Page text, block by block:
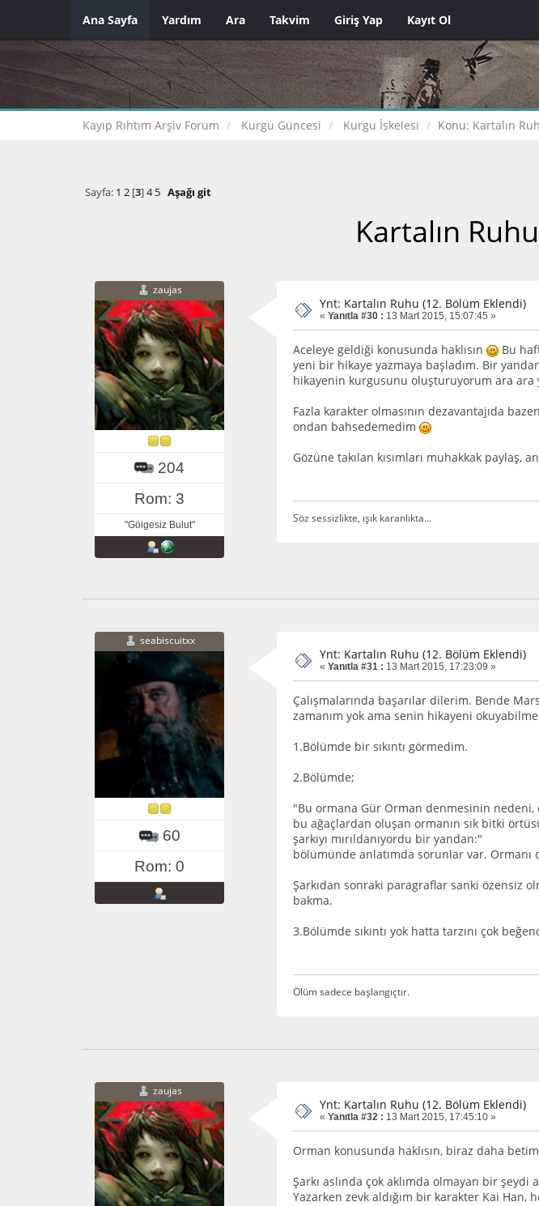
Ana Sayfa Yardım Ara Takvim Giriş Yap Kayıt Ol
Kayıp Rıhtım Arşiv Forum Kurgu Güncesi Kurgu İskelesi Konu: Kartalın
Sayfa: 1 2[3]4 5 Aşağı git
Kartalın
zaujas
204
Rom: 3
"Gölgesiz Bulut"
Ynt: Kartalın Ruhu (12. Bölüm Eklendi)
« Yanıtla #30 : 13 Mart 2015, 15:07:45 »
Aceleye geldiği konusunda haklısın
Bu
yeni bir hikaye yazmaya başladım. Bir
hikayenin kurgusunu oluşturuyorum ara ara
Fazla karakter olmasının dezavantajıda
ondan bahsedemedim
Gözüne takılan kısımları muhakkak paylaş,
Söz sessizlikte, ışık karanlıkta...
seabiscuitxx
60
Rom: 0
Ynt: Kartalın Ruhu (12. Bölüm Eklendi)
« Yanıtla #31 : 13 Mart 2015, 17:23:09 »
Çalışmalarında başarılar dilerim. Bende
zamanım yok ama senin hikayeni
1.Bölümde bir sıkıntı görmedim.
2.Bölümde;
"Bu ormana Gür Orman denmesinin nedeni,
bu ağaçlardan oluşan ormanın sık bitki
şarkıyı mırıldanıyordu bir yandan:"
bölümünde anlatımda sorunlar var.
Şarkıdan sonraki paragraflar sanki özensiz
bakma.
3.Bölümde sıkıntı yok hatta tarzını çok
Ölüm sadece başlangıçtır.
zaujas
Ynt: Kartalın Ruhu (12. Bölüm Eklendi)
« Yanıtla #32 : 13 Mart 2015, 17:45:10 »
Orman konusunda haklısın, biraz daha
Şarkı aslında çok aklımda olmayan bir şeydi
Yazarken zevk aldığım bir karakter Kai